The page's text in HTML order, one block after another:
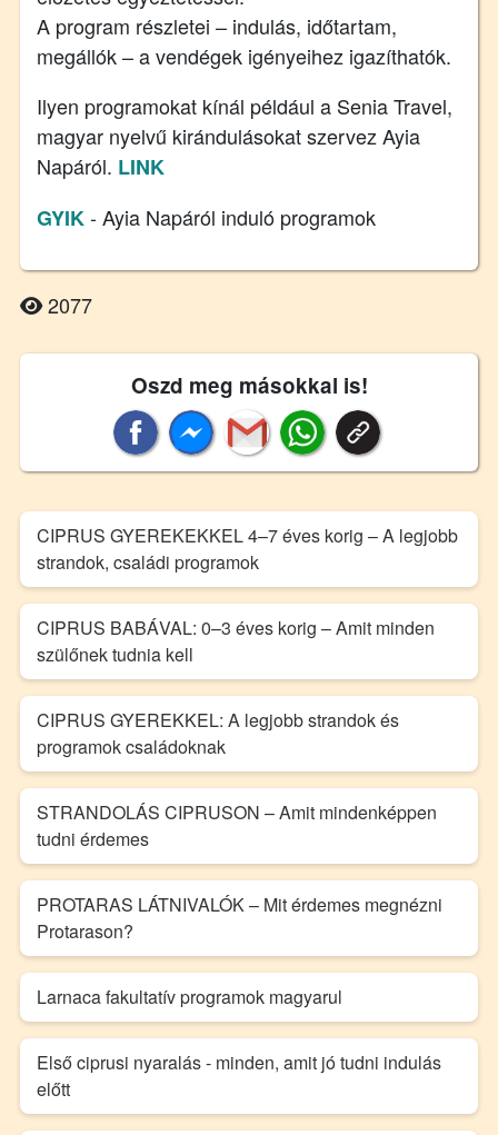
A program részletei – indulás, időtartam,
megállók – a vendégek igényeihez igazíthatók.
Ilyen programokat kínál például a Senia Travel,
magyar nyelvű kirándulásokat szervez Ayia
Napáról. LINK
GYIK- Ayia Napáról induló programok
2077
Oszd meg másokkal is!
CIPRUS GYEREKEKKEL 4–7 éves korig – A legjobb
strandok, családi programok
CIPRUS BABÁVAL: 0–3 éves korig – Amit minden
szülőnek tudnia kell
CIPRUS GYEREKKEL: A legjobb strandok és
programok családoknak
STRANDOLÁS CIPRUSON – Amit mindenképpen
tudni érdemes
PROTARAS LÁTNIVALÓK – Mit érdemes megnézni
Protarason?
Larnaca fakultatív programok magyarul
Első ciprusi nyaralás - minden, amit jó tudni indulás
előtt